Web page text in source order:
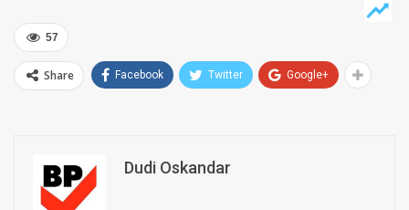
57
Share Facebook Twitter Google+
Dudi Oskandar